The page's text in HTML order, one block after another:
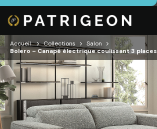
Accueil Collections
Salon
Bolero – Canapé électrique coulissant 3 places